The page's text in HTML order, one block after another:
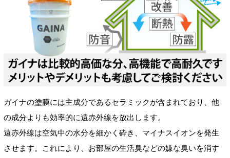
ガイナの塗膜には主成分であるセラミックが含まれており、他
の成分よりも効率的に遠赤外線を放出します。
遠赤外線は空気中の水分を細かく砕き、マイナスイオンを発生
させます。これにより、お部屋の生活臭などの嫌な臭いを消す